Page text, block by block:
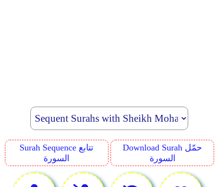
Surah Sequence تتابع
السورة
Download Surah حمّل
السورة